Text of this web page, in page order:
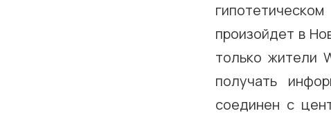
произойдет в
только жители
получать
соединен с